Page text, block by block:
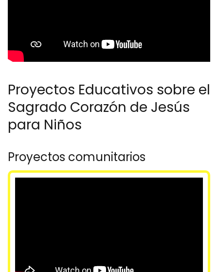
Proyectos Educativos sobre el
Sagrado Corazón de Jesús
para Niños
Proyectos comunitarios